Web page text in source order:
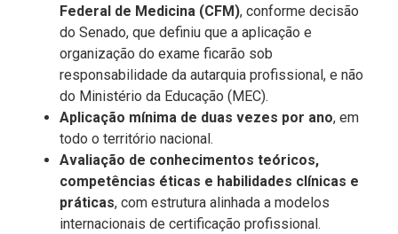
Federal de Medicina (CFM), conforme decisão
do Senado, que definiu que a aplicação e
organização do exame ficarão sob
responsabilidade da autarquia profissional, e não
do Ministério da Educação (MEC).
Aplicação mínima de duas vezes por ano, em
todo o território nacional.
Avaliação de conhecimentos teóricos,
competências éticas e habilidades clínicas e
práticas, com estrutura alinhada a modelos
internacionais de certificação profissional.